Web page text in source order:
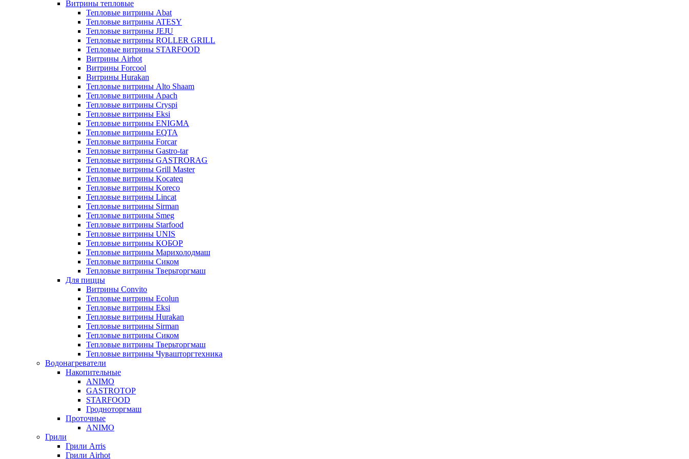
Витрины тепловые
Тепловые витрины Abat
Тепловые витрины ATESY
Тепловые витрины JEJU
Тепловые витрины ROLLER GRILL
Тепловые витрины STARFOOD
Витрины Airhot
Витрины Forcool
Витрины Hurakan
Тепловые витрины Alto Shaam
Тепловые витрины Apach
Тепловые витрины Cryspi
Тепловые витрины Eksi
Тепловые витрины ENIGMA
Тепловые витрины EQTA
Тепловые витрины Forcar
Тепловые витрины Gastro-tar
Тепловые витрины GASTRORAG
Тепловые витрины Grill Master
Тепловые витрины Kocateq
Тепловые витрины Koreco
Тепловые витрины Lincat
Тепловые витрины Sirman
Тепловые витрины Smeg
Тепловые витрины Starfood
Тепловые витрины UNIS
Тепловые витрины КОБОР
Тепловые витрины Марихолодмаш
Тепловые витрины Сиком
Тепловые витрины Тверьторгмаш
Для пиццы
Витрины Convito
Тепловые витрины Ecolun
Тепловые витрины Eksi
Тепловые витрины Hurakan
Тепловые витрины Sirman
Тепловые витрины Сиком
Тепловые витрины Тверьторгмаш
Тепловые витрины Чувашторгтехника
Водонагреватели
Накопительные
ANIMO
GASTROTOP
STARFOOD
Гродноторгмаш
Проточные
ANIMO
Грили
Грили Arris
Грили Airhot